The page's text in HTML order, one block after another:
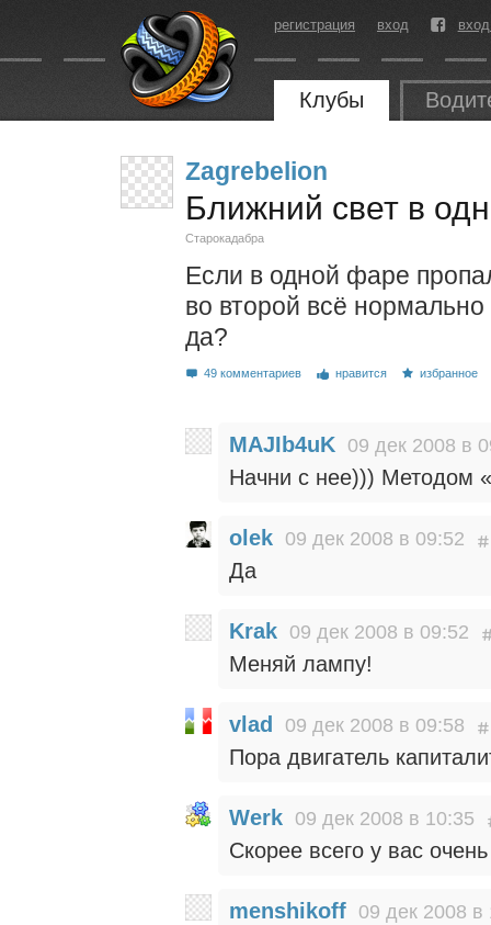
регистрация вход
Клубы
Zagrebelion
Ближний свет в
Старокадабра
Если в одной фаре
во второй всё
да?
49 комментариев нравится избранное
MAJIb4uK 09 дек 2008 в
Начни с нее))) Методом
olek 09 дек 2008 в 09:52
Да
Krak 09 дек 2008 в 09:52
Меняй лампу!
vlad 09 дек 2008 в 09:58
Пора двигатель
Werk 09 дек 2008 в 10:35
Скорее всего у вас
menshikoff 09 дек 2008 в